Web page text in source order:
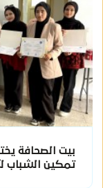
بيت الصحافة
تمكين الشباب